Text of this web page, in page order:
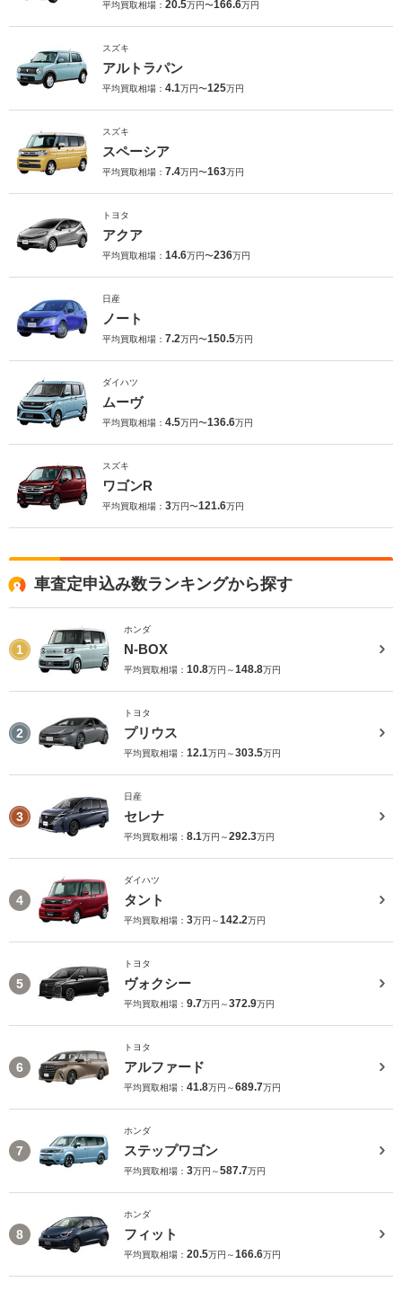
平均買取相場： 20.5万円〜166.6万円
スズキ
アルトラパン
平均買取相場： 4.1万円〜125万円
スズキ
スペーシア
平均買取相場： 7.4万円〜163万円
トヨタ
アクア
平均買取相場： 14.6万円〜236万円
日産
ノート
平均買取相場： 7.2万円〜150.5万円
ダイハツ
ムーヴ
平均買取相場： 4.5万円〜136.6万円
スズキ
ワゴンR
平均買取相場： 3万円〜121.6万円
車査定申込み数ランキングから探す
1
ホンダ
N-BOX
平均買取相場： 10.8万円～148.8万円
2
トヨタ
プリウス
平均買取相場： 12.1万円～303.5万円
3
日産
セレナ
平均買取相場： 8.1万円～292.3万円
4
ダイハツ
タント
平均買取相場： 3万円～142.2万円
5
トヨタ
ヴォクシー
平均買取相場： 9.7万円～372.9万円
6
トヨタ
アルファード
平均買取相場： 41.8万円～689.7万円
7
ホンダ
ステップワゴン
平均買取相場： 3万円～587.7万円
8
ホンダ
フィット
平均買取相場： 20.5万円～166.6万円